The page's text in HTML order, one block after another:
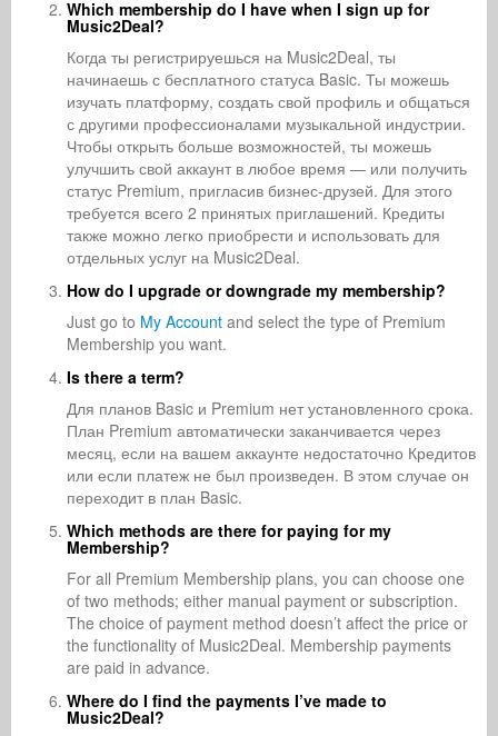
Which membership do I have when I sign up for
Music2Deal?
Когда ты регистрируешься на Music2Deal, ты
начинаешь с бесплатного статуса Basic. Ты можешь
изучать платформу, создать свой профиль и общаться
с другими профессионалами музыкальной индустрии.
Чтобы открыть больше возможностей, ты можешь
улучшить свой аккаунт в любое время — или получить
статус Premium, пригласив бизнес-друзей. Для этого
требуется всего 2 принятых приглашений. Кредиты
также можно легко приобрести и использовать для
отдельных услуг на Music2Deal.
How do I upgrade or downgrade my membership?
Just go to My Account and select the type of Premium
Membership you want.
Is there a term?
Для планов Basic и Premium нет установленного срока.
План Premium автоматически заканчивается через
месяц, если на вашем аккаунте недостаточно Кредитов
или если платеж не был произведен. В этом случае он
переходит в план Basic.
Which methods are there for paying for my
Membership?
For all Premium Membership plans, you can choose one
of two methods; either manual payment or subscription.
The choice of payment method doesn’t affect the price or
the functionality of Music2Deal. Membership payments
are paid in advance.
Where do I find the payments I’ve made to
Music2Deal?